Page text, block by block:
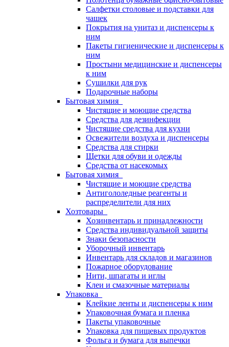
Салфетки столовые и подставки для
чашек
Покрытия на унитаз и диспенсеры к
ним
Пакеты гигиенические и диспенсеры к
ним
Простыни медицинские и диспенсеры
к ним
Сушилки для рук
Подарочные наборы
Бытовая химия
Чистящие и моющие средства
Средства для дезинфекции
Чистящие средства для кухни
Освежители воздуха и диспенсеры
Средства для стирки
Щетки для обуви и одежды
Средства от насекомых
Бытовая химия
Чистящие и моющие средства
Антигололедные реагенты и
распределители для них
Хозтовары
Хозинвентарь и принадлежности
Средства индивидуальной защиты
Знаки безопасности
Уборочный инвентарь
Инвентарь для складов и магазинов
Пожарное оборудование
Нити, шпагаты и иглы
Клеи и смазочные материалы
Упаковка
Клейкие ленты и диспенсеры к ним
Упаковочная бумага и пленка
Пакеты упаковочные
Упаковка для пищевых продуктов
Фольга и бумага для выпечки